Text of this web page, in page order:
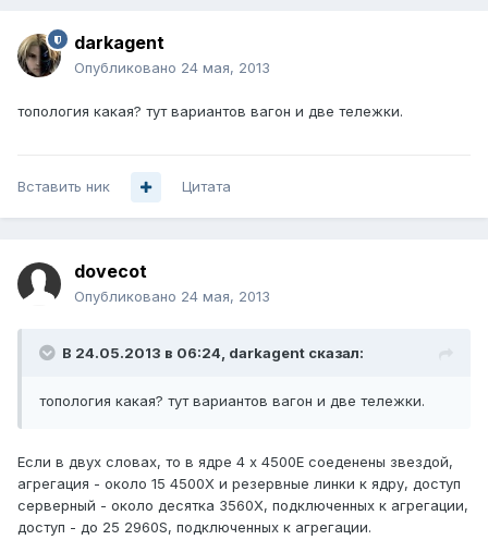
darkagent
Опубликовано 24 мая, 2013
топология какая? тут вариантов вагон и две тележки.
Вставить ник Цитата
dovecot
Опубликовано 24 мая, 2013
В 24.05.2013 в 06:24, darkagent сказал:
топология какая? тут вариантов вагон и две тележки.
Если в двух словах, то в ядре 4 х 4500E соеденены звездой,
агрегация - около 15 4500Х и резервные линки к ядру, доступ
серверный - около десятка 3560Х, подключенных к агрегации,
доступ - до 25 2960S, подключенных к агрегации.